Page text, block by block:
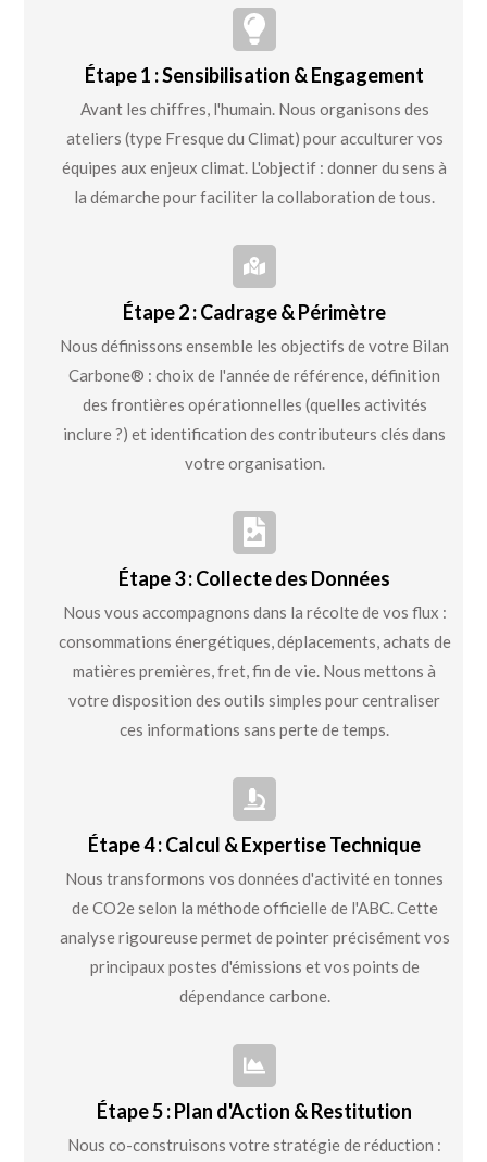
Étape 1 : Sensibilisation & Engagement
Avant les chiffres, l'humain. Nous organisons des
ateliers (type Fresque du Climat) pour acculturer vos
équipes aux enjeux climat. L'objectif : donner du sens à
la démarche pour faciliter la collaboration de tous.
Étape 2 : Cadrage & Périmètre
Nous définissons ensemble les objectifs de votre Bilan
Carbone® : choix de l'année de référence, définition
des frontières opérationnelles (quelles activités
inclure ?) et identification des contributeurs clés dans
votre organisation.
Étape 3 : Collecte des Données
Nous vous accompagnons dans la récolte de vos flux :
consommations énergétiques, déplacements, achats de
matières premières, fret, fin de vie. Nous mettons à
votre disposition des outils simples pour centraliser
ces informations sans perte de temps.
Étape 4 : Calcul & Expertise Technique
Nous transformons vos données d'activité en tonnes
de CO2e selon la méthode officielle de l'ABC. Cette
analyse rigoureuse permet de pointer précisément vos
principaux postes d'émissions et vos points de
dépendance carbone.
Étape 5 : Plan d'Action & Restitution
Nous co-construisons votre stratégie de réduction :